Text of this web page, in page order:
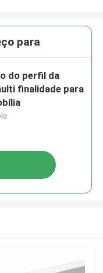
para
do perfil da
finalidade para